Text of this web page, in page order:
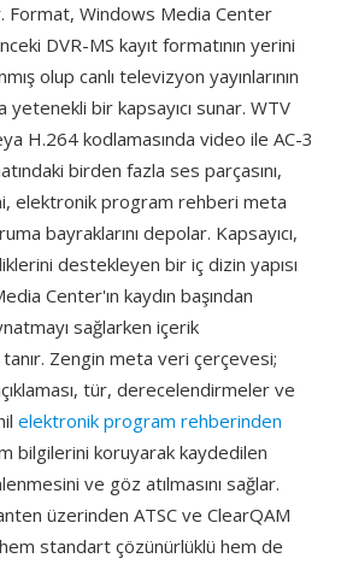
Format, Windows Media Center
DVR-MS kayıt formatının yerini
olup canlı televizyon yayınlarının
bir kapsayıcı sunar. WTV
H.264 kodlamasında video ile AC-3
birden fazla ses parçasını,
elektronik program rehberi meta
bayraklarını depolar. Kapsayıcı,
destekleyen bir iç dizin yapısı
Center'ın kaydın başından
sağlarken içerik
Zengin meta veri çerçevesi;
tür, derecelendirmeler ve
elektronik program rehberinden
bilgilerini koruyarak kaydedilen
ve göz atılmasını sağlar.
üzerinden ATSC ve ClearQAM
standart çözünürlüklü hem de